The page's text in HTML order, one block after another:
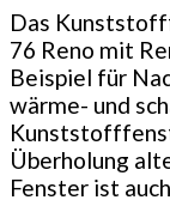
Das
76 Reno mit
Beispiel für
wärme- und
Überholung
Fenster ist